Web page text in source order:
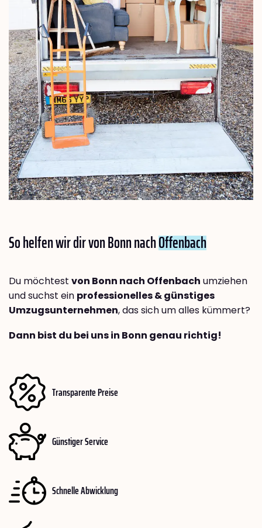
So helfen wir dir von Bonn nachOffenbach
Du möchtest von Bonn nach Offenbach umziehen
und suchst ein professionelles & günstiges
Umzugsunternehmen, das sich um alles kümmert?
Dann bist du bei uns in Bonn genau richtig!
Transparente Preise
Günstiger Service
Schnelle Abwicklung